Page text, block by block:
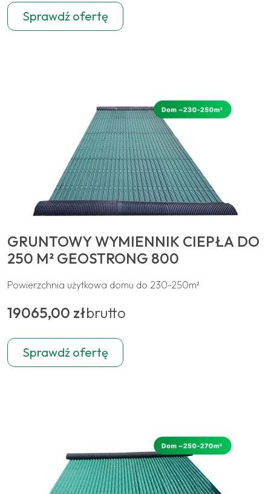
Sprawdź ofertę
GRUNTOWY WYMIENNIK CIEPŁA DO
250 M² GEOSTRONG 800
Powierzchnia użytkowa domu do 230-250m²
19065,00 złbrutto
Sprawdź ofertę